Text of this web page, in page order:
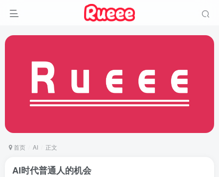
首页 AI 正文
AI时代普通人的机会